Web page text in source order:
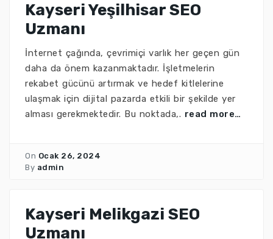
Kayseri Yeşilhisar SEO
Uzmanı
İnternet çağında, çevrimiçi varlık her geçen gün
daha da önem kazanmaktadır. İşletmelerin
rekabet gücünü artırmak ve hedef kitlelerine
ulaşmak için dijital pazarda etkili bir şekilde yer
alması gerekmektedir. Bu noktada,. read more…
On Ocak 26, 2024
By admin
Kayseri Melikgazi SEO
Uzmanı